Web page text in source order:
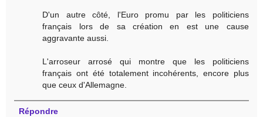
D'un autre côté, l'Euro promu par les politiciens
français lors de sa création en est une cause
aggravante aussi.
L'arroseur arrosé qui montre que les politiciens
français ont été totalement incohérents, encore plus
que ceux d'Allemagne.
Répondre